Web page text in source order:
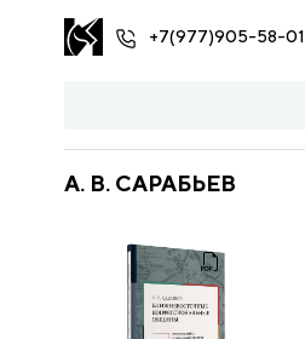
+7(977)905-58-01
А. В. САРАБЬЕВ